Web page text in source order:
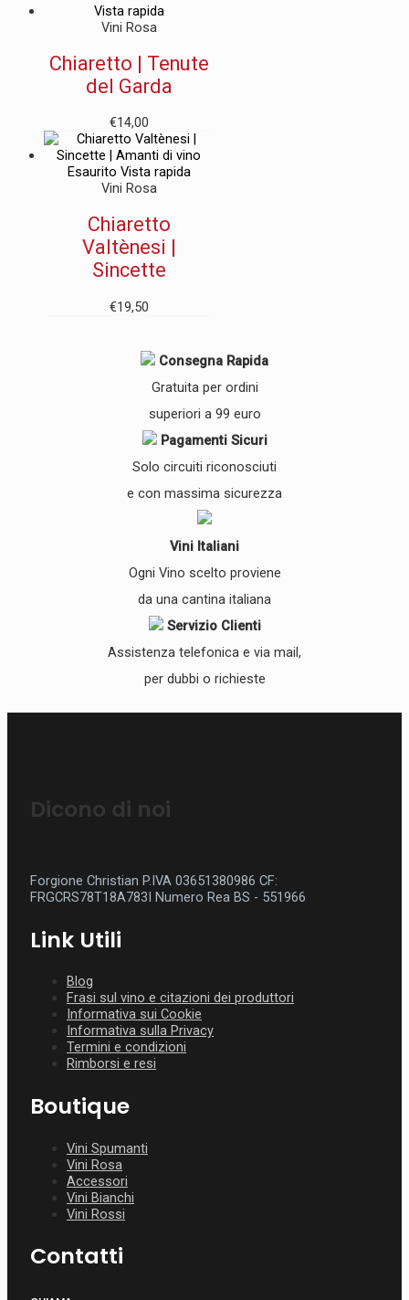
Vista rapida
Vini Rosa
Chiaretto | Tenute
del Garda
€14,00
Esaurito Vista rapida
Vini Rosa
Chiaretto
Valtènesi |
Sincette
€19,50
Consegna Rapida
Gratuita per ordini
superiori a 99 euro
Pagamenti Sicuri
Solo circuiti riconosciuti
e con massima sicurezza
Vini Italiani
Ogni Vino scelto proviene
da una cantina italiana
Servizio Clienti
Assistenza telefonica e via mail,
per dubbi o richieste
Dicono di noi
Forgione Christian P.IVA 03651380986 CF:
FRGCRS78T18A783I Numero Rea BS - 551966
Link Utili
Blog
Frasi sul vino e citazioni dei produttori
Informativa sui Cookie
Informativa sulla Privacy
Termini e condizioni
Rimborsi e resi
Boutique
Vini Spumanti
Vini Rosa
Accessori
Vini Bianchi
Vini Rossi
Contatti